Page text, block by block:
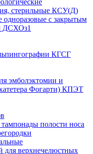
стерильные КСУ(Д)
с закрытым
ДСХОз1
КГСГ
эмболэктомии и
Фогарти) КПЭТ
полости носа
для верхнечелюстных